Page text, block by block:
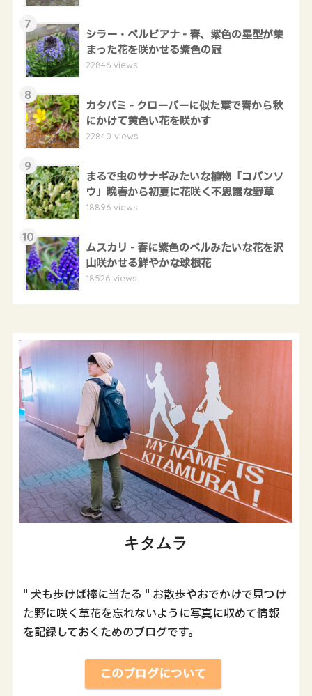
7
シラー・ペルビアナ - 春、紫色の星型が集
まった花を咲かせる紫色の冠
22846 views
8
カタバミ - クローバーに似た葉で春から秋
にかけて黄色い花を咲かす
22840 views
9
まるで虫のサナギみたいな植物「コバンソ
ウ」晩春から初夏に花咲く不思議な野草
18896 views
10
ムスカリ - 春に紫色のベルみたいな花を沢
山咲かせる鮮やかな球根花
18526 views
キタムラ
" 犬も歩けば棒に当たる " お散歩やおでかけで見つけ
た野に咲く草花を忘れないように写真に収めて情報
を記録しておくためのブログです。
このブログについて